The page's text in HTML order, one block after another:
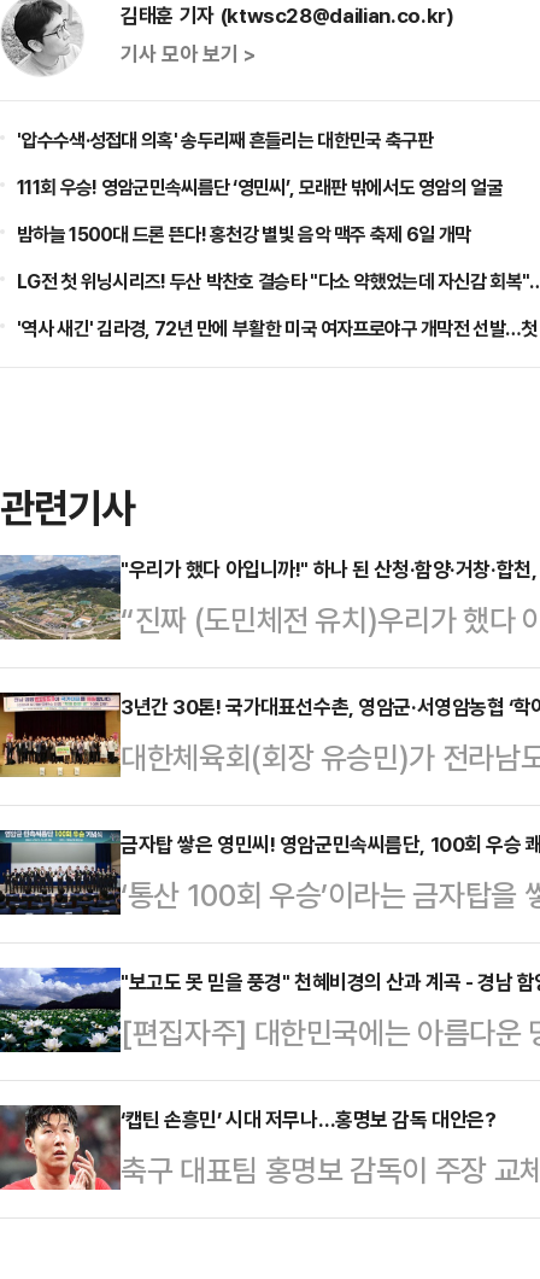
김태훈 기자 (ktwsc28@dailian.co.kr)
기사 모아 보기 >
'압수수색·성접대 의혹' 송두리째 흔들리는 대한민국 축구판
111회 우승! 영암군민속씨름단 ‘영민씨’, 모래판 밖에서도 영암의 얼굴
밤하늘 1500대 드론 뜬다! 홍천강 별빛 음악 맥주 축제 6일 개막
LG전 첫 위닝시리즈! 두산 박찬호 결승타 "다소 약했었는데 자신감 회복
'역사 새긴' 김라경, 72년 만에 부활한 미국 여자프로야구 개막전 선발…
관련기사
"우리가 했다 아입니까!" 하나 된 산청·함양·거창·합
“진짜 (도민체전 유치)우리가 했다
치 확정 소식을 듣고 경남 서부 4개
지를 치켜들었다.1일 국회 정보위
힘) 의원실 관계자에 따르면, 경남
회 경남도민체전’ 개최지로 경남
전국체전 주 개최지 김해시를 밀어
서 펼쳐지는 2027 도민체전(5월
에 …
3년간 30톤! 국가대표선수촌, 영암군·서영암농협 ‘학
대한체육회(회장 유승민)가 전라남
합장 김원식)으로부터 먼저 쌀 10
촌(촌장 김택수)은 5일 진천 국가대
데 영암군-서영암농협과 함께 ‘학
김택수 선수촌장을 비롯해 선수촌
이사 등과 영암군, 서영암농협, 전
40여 명이 참석했다.이번 기증은
건강한 식단과 지속 …
금자탑 쌓은 영민씨! 영암군민속씨름단, 100회 우승
‘통산 100회 우승’이라는 금자탑
을 가졌다.영암군(군수 우승희)이
후원회원 등 300여 명이 참석한 가
달성 기념식’을 개최했다.이날 기
지난 1~7일 충북 영동군서 펼쳐진 ‘
전 우승으로 통산 100승의 금자탑
승은 대한민국 민속씨름리그 사상
에 남을 위업…
"보고도 못 믿을 풍경" 천혜비경의 산과 계곡 - 경남
[편집자주] 대한민국에는 아름다운
지요. 하지만 어디로 가야 할지, 무
있습니다. 이런 독자들을 위해 [가
길 거리를 지역별로 정리해 드리겠
아 산 높고 물 맑은 경남 함양의 여
‘캡틴 손흥민’ 시대 저무나…홍명보 감독 대안은?
축구 대표팀 홍명보 감독이 주장 교
운 캡틴의 등장 가능성이 커지고